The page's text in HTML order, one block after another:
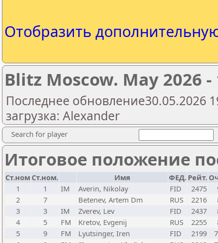
Отобразить
Blitz Moscow. May 2026 -
Последнее обновление30.05.2026
загрузка: Alexander
Search for player
Итоговое положение
Ст.ном Ст.ном. Имя ФЕД. Рейт.
1
1 IM Averin, Nikolay FID 2475
2
7 Betenev, Artem Dm RUS 2216
3
3 IM Zverev, Lev FID 2437
4
5 FM Kretov, Evgenij RUS 2255
5
9 FM Lyutsinger, Iren FID 2199